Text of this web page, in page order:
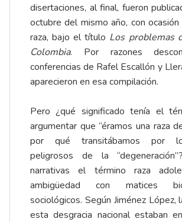
disertaciones, al final, fueron
octubre del mismo año, con
raza, bajo el título Los problemas
Colombia. Por razones
conferencias de Rafel Escallón y
aparecieron en esa compilación.
Pero ¿qué significado tenía el
argumentar que “éramos una raza
por qué transitábamos por
peligrosos de la
narrativas el término raza
ambigüedad con matices
sociológicos. Según Jiménez López,
esta desgracia nacional estaban